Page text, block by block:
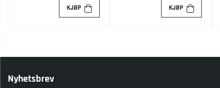
KJØP KJØP
Nyhetsbrev